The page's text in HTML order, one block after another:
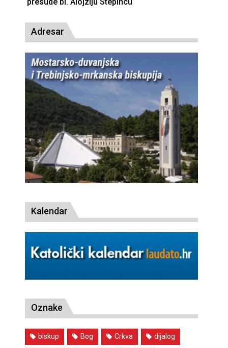
Adresar
Kalendar
Oznake
biskup Bog Crkva dijalog